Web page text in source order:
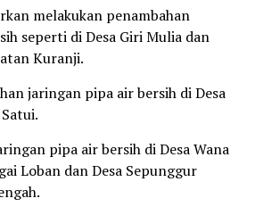
melakukan penambahan
seperti di Desa Giri Mulia dan
Kuranji.
jaringan pipa air bersih di Desa
pipa air bersih di Desa Wana
Loban dan Desa Sepunggur